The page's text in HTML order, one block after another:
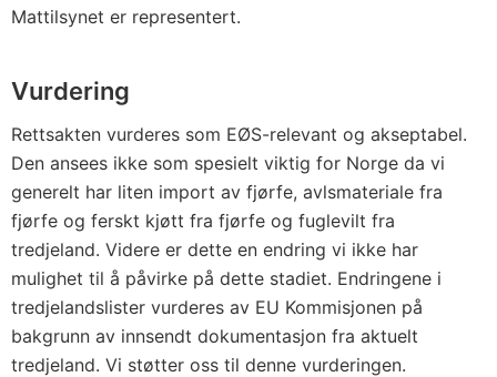
Mattilsynet er representert.
Vurdering
Rettsakten vurderes som EØS-relevant og akseptabel.
Den ansees ikke som spesielt viktig for Norge da vi
generelt har liten import av fjørfe, avlsmateriale fra
fjørfe og ferskt kjøtt fra fjørfe og fuglevilt fra
tredjeland. Videre er dette en endring vi ikke har
mulighet til å påvirke på dette stadiet. Endringene i
tredjelandslister vurderes av EU Kommisjonen på
bakgrunn av innsendt dokumentasjon fra aktuelt
tredjeland. Vi støtter oss til denne vurderingen.